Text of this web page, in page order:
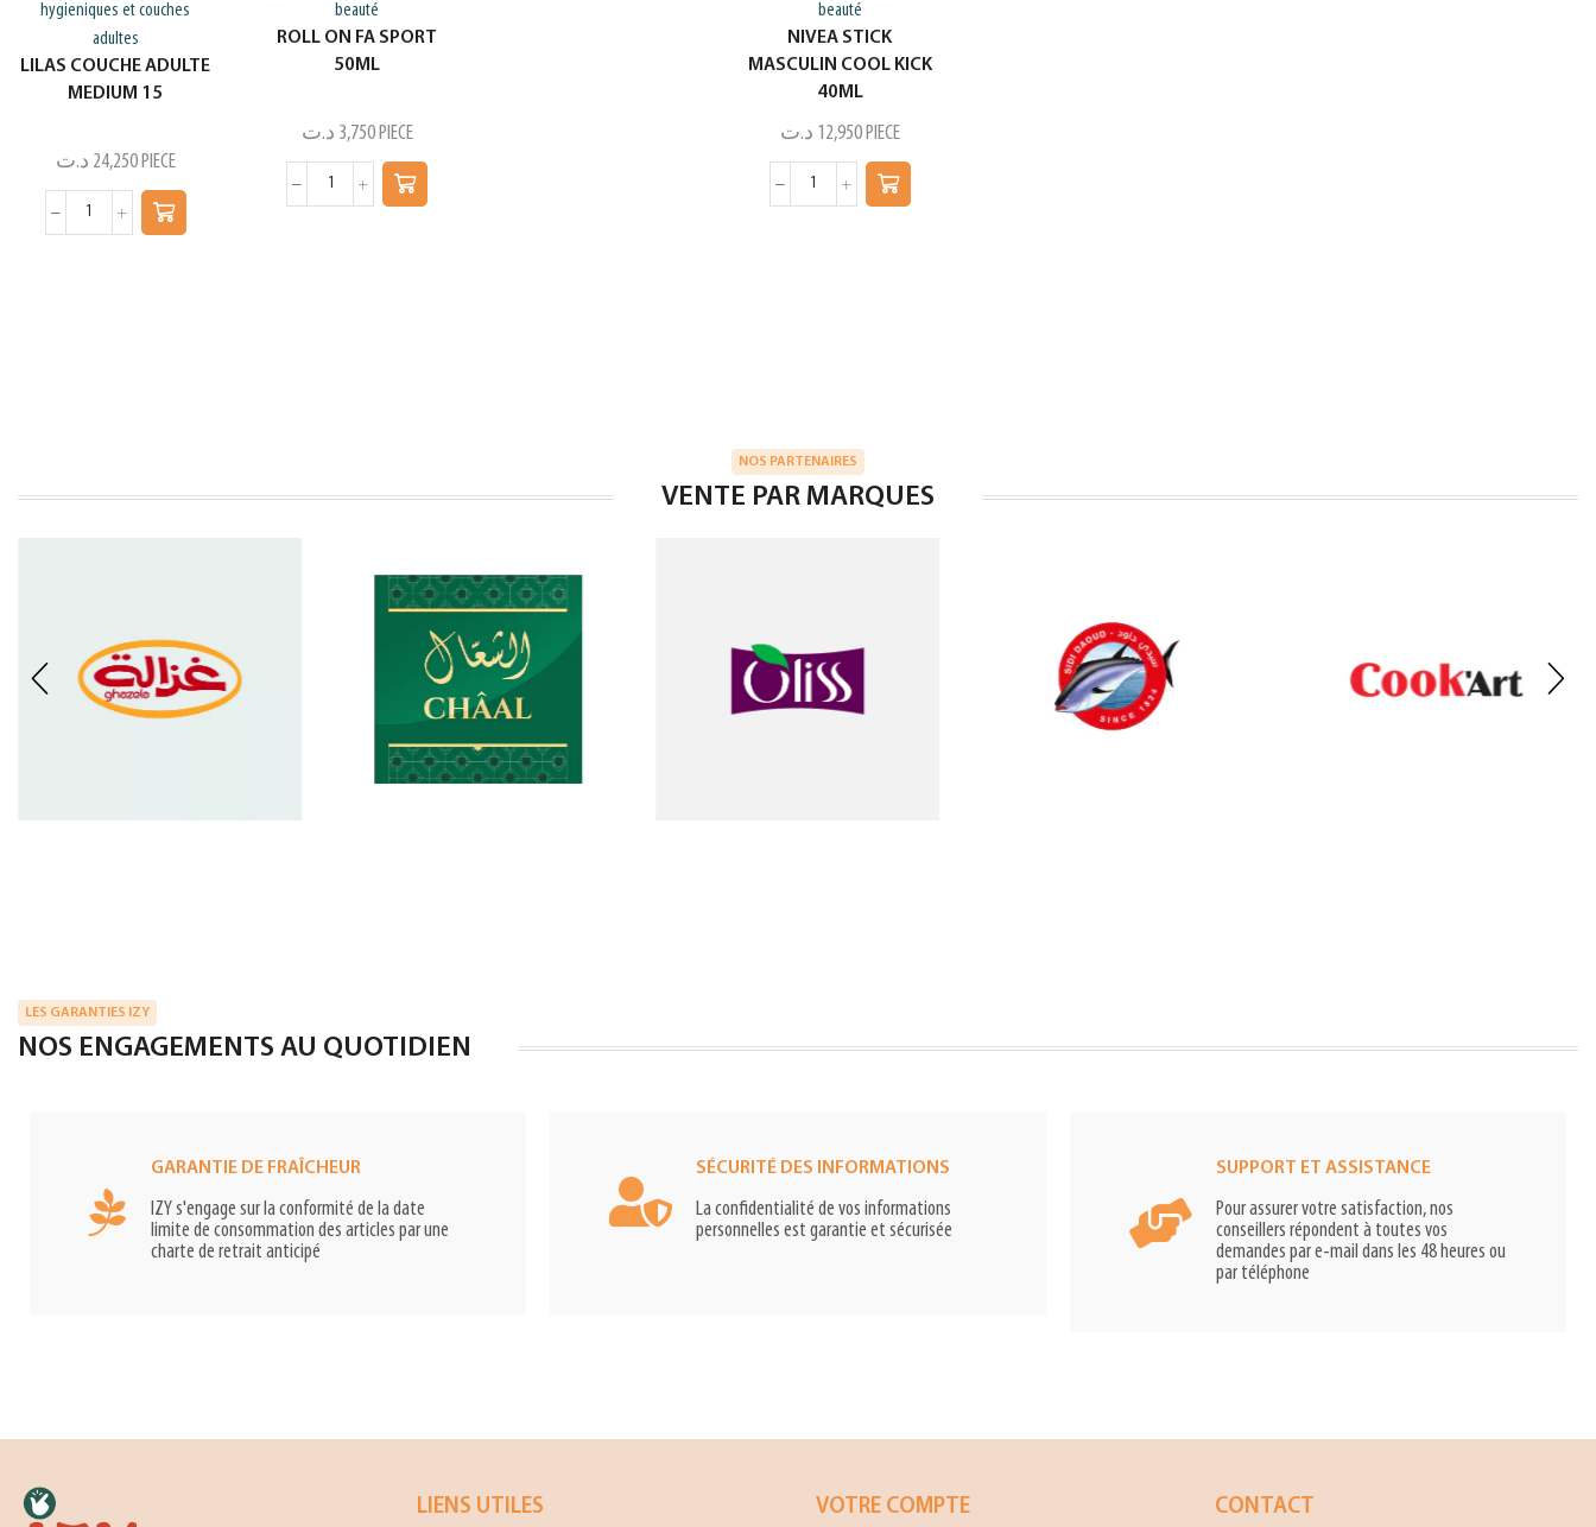
hygieniques et couches
adultes
LILAS COUCHE ADULTE
MEDIUM 15
24,250 د.ت PIECE
beauté
ROLL ON FA SPORT
50ML
3,750 د.ت PIECE
beauté
NIVEA STICK
MASCULIN COOL KICK
40ML
12,950 د.ت PIECE
NOS PARTENAIRES
VENTE PAR MARQUES
LES GARANTIES IZY
NOS ENGAGEMENTS AU QUOTIDIEN
GARANTIE DE FRAÎCHEUR
IZY s'engage sur la conformité de la date
limite de consommation des articles par une
charte de retrait anticipé
SÉCURITÉ DES INFORMATIONS
La confidentialité de vos informations
personnelles est garantie et sécurisée
SUPPORT ET ASSISTANCE
Pour assurer votre satisfaction, nos
conseillers répondent à toutes vos
demandes par e-mail dans les 48 heures ou
par téléphone
LIENS UTILES VOTRE COMPTE CONTACT